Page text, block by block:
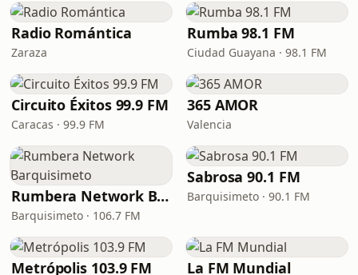
Radio Romántica
Zaraza
Rumba 98.1 FM
Ciudad Guayana · 98.1 FM
Circuito Éxitos 99.9 FM
Caracas · 99.9 FM
365 AMOR
Valencia
Rumbera Network Barquisimeto
Barquisimeto · 106.7 FM
Sabrosa 90.1 FM
Barquisimeto · 90.1 FM
Metrópolis 103.9 FM La FM Mundial